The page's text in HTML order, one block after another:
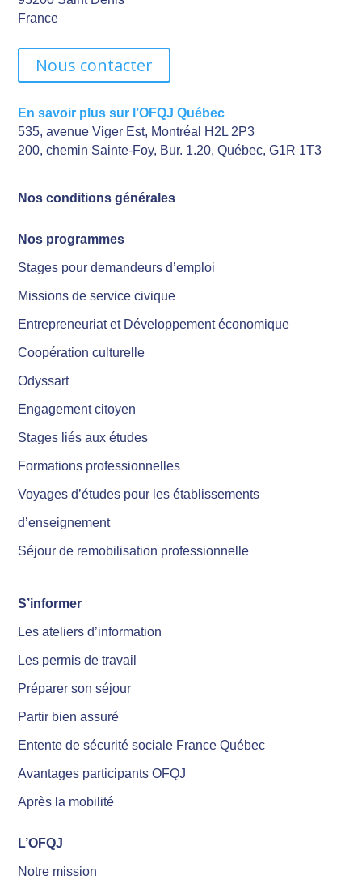
France
Nous contacter
En savoir plus sur l’OFQJ Québec
535, avenue Viger Est, Montréal H2L 2P3
200, chemin Sainte-Foy, Bur. 1.20, Québec, G1R 1T3
Nos conditions générales
Nos programmes
Stages pour demandeurs d’emploi
Missions de service civique
Entrepreneuriat et Développement économique
Coopération culturelle
Odyssart
Engagement citoyen
Stages liés aux études
Formations professionnelles
Voyages d’études pour les établissements
d’enseignement
Séjour de remobilisation professionnelle
S’informer
Les ateliers d’information
Les permis de travail
Préparer son séjour
Partir bien assuré
Entente de sécurité sociale France Québec
Avantages participants OFQJ
Après la mobilité
L’OFQJ
Notre mission